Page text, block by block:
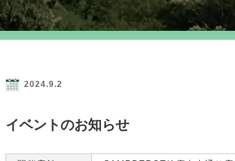
2024.9.2
イベントのお知らせ